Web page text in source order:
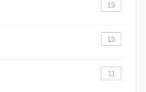
19
16
11